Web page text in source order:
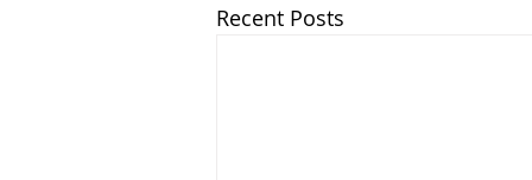
Recent Posts